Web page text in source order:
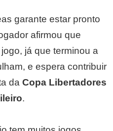
garante estar pronto
afirmou que
já que terminou a
e espera contribuir
da Copa Libertadores
.